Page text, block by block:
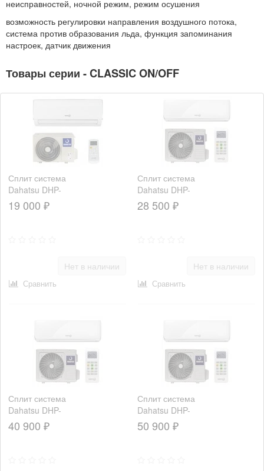
неисправностей, ночной режим, режим осушения
возможность регулировки направления воздушного потока,
система против образования льда, функция запоминания
настроек, датчик движения
Товары серии - CLASSIC ON/OFF
Сплит система
Dahatsu DHP-
07H
19 000 ₽
Нет в наличии
Сравнить
Сплит система
Dahatsu DHP-
12H
28 500 ₽
Нет в наличии
Сравнить
Сплит система
Dahatsu DHP-
18H
40 900 ₽
Сплит система
Dahatsu DHP-
24H
50 900 ₽